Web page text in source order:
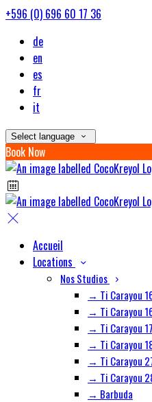
+596 (0) 696 60 17 36
de
en
es
fr
it
Select language
Book Now
Accueil
Locations
Nos Studios
→ Ti Carayou
→ Ti Carayou
→ Ti Carayou
→ Ti Carayou
→ Ti Carayou
→ Ti Carayou
→ Barbuda